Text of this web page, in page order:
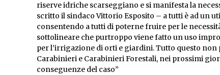
riserve idriche scarseggiano e si manifesta la
scritto il sindaco Vittorio Esposito – a tutti è ad un
consentendo a tutti di poterne fruire per le
sottolineare che purtroppo viene fatto un uso
per l’irrigazione di orti e giardini. Tutto questo
Carabinieri e Carabinieri Forestali, nei prossimi
conseguenze del caso”